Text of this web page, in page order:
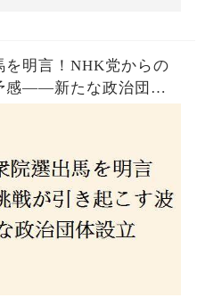
明言！NHK党からの
感——新たな政治団体